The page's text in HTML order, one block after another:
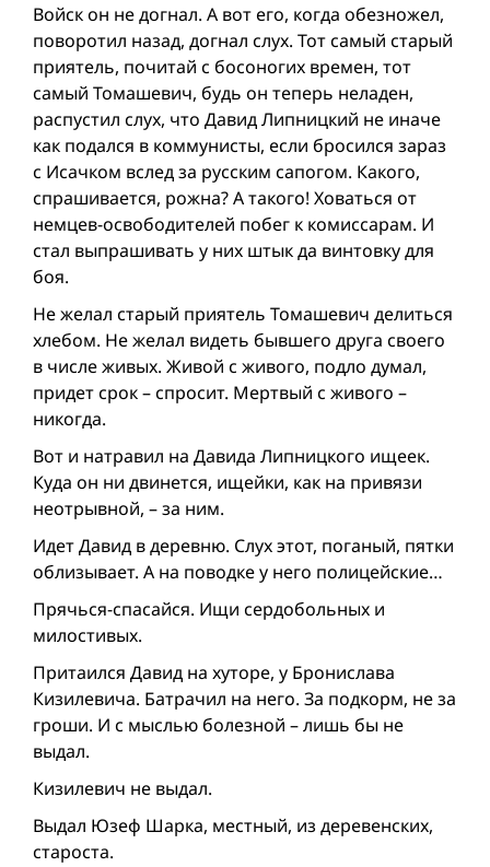
Войск он не догнал. А вот его, когда обезножел,
поворотил назад, догнал слух. Тот самый старый
приятель, почитай с босоногих времен, тот
самый Томашевич, будь он теперь неладен,
распустил слух, что Давид Липницкий не иначе
как подался в коммунисты, если бросился зараз
с Исачком вслед за русским сапогом. Какого,
спрашивается, рожна? А такого! Ховаться от
немцев-освободителей побег к комиссарам. И
стал выпрашивать у них штык да винтовку для
боя.
Не желал старый приятель Томашевич делиться
хлебом. Не желал видеть бывшего друга своего
в числе живых. Живой с живого, подло думал,
придет срок – спросит. Мертвый с живого –
никогда.
Вот и натравил на Давида Липницкого ищеек.
Куда он ни двинется, ищейки, как на привязи
неотрывной, – за ним.
Идет Давид в деревню. Слух этот, поганый, пятки
облизывает. А на поводке у него полицейские…
Прячься-спасайся. Ищи сердобольных и
милостивых.
Притаился Давид на хуторе, у Бронислава
Кизилевича. Батрачил на него. За подкорм, не за
гроши. И с мыслью болезной – лишь бы не
выдал.
Кизилевич не выдал.
Выдал Юзеф Шарка, местный, из деревенских,
староста.